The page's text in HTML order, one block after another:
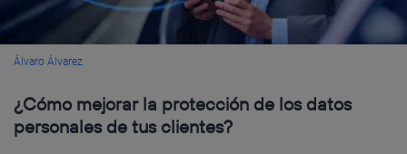
Álvaro Álvarez
¿Cómo mejorar la protección de los datos
personales de tus clientes?